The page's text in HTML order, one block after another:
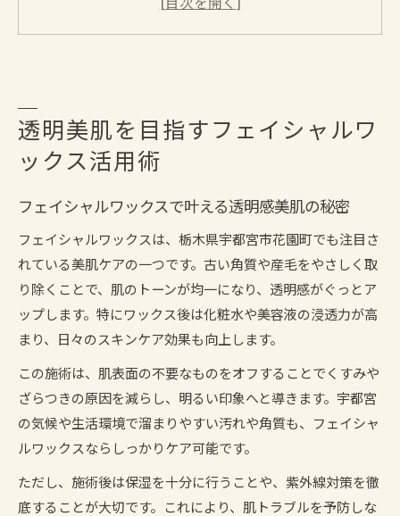
スキンケアの新常識で叶える宇都宮の肌管理法
スキンケア最新トレンドで透明感をサポート
理術
宇都宮の生活環境に合うスキンケア選びの極意
毛穴洗浄とスキンケアで悩みを根本から改善
口コミで話題のスキンケア法を徹底解説
日々のダメージケアが透明感を引き出す理由
法
フェイシャルワックスで毎日できるダメージ予
防
スキンケアで守る日常の肌バリア強化ポイント
宇都宮で注目のダメージケア習慣を紹介
透明美肌を目指すフェイシャルワ
ックス活用術
フェイシャルワックスで叶える透明感美肌の秘密
フェイシャルワックスは、栃木県宇都宮市花園町でも注目さ
れている美肌ケアの一つです。古い角質や産毛をやさしく取
り除くことで、肌のトーンが均一になり、透明感がぐっとア
ップします。特にワックス後は化粧水や美容液の浸透力が高
まり、日々のスキンケア効果も向上します。
この施術は、肌表面の不要なものをオフすることでくすみや
ざらつきの原因を減らし、明るい印象へと導きます。宇都宮
の気候や生活環境で溜まりやすい汚れや角質も、フェイシャ
ルワックスならしっかりケア可能です。
ただし、施術後は保湿を十分に行うことや、紫外線対策を徹
底することが大切です。これにより、肌トラブルを予防しな